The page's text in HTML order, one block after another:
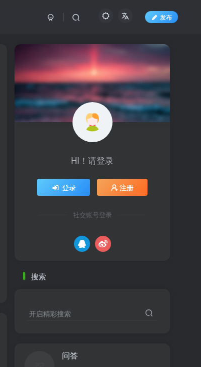
发布
HI！请登录
登录 注册
社交账号登录
搜索
开启精彩搜索
问答